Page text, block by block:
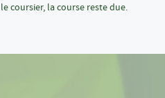
le coursier, la course reste due.